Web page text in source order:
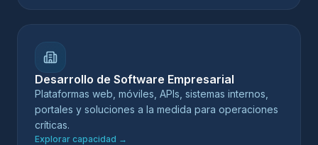
Desarrollo de Software Empresarial
Plataformas web, móviles, APIs, sistemas internos,
portales y soluciones a la medida para operaciones
críticas.
Explorar capacidad →